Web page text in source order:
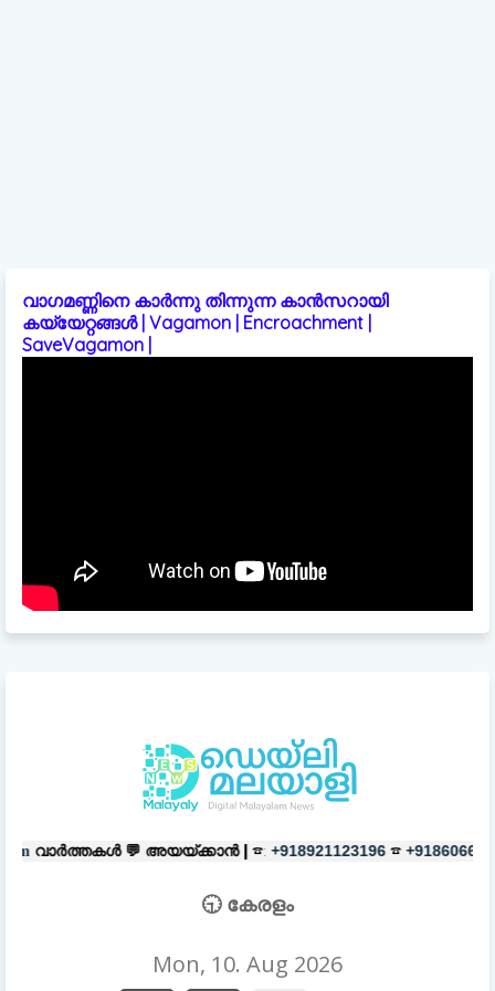
വാഗമണ്ണിനെ കാർന്നു തിന്നുന്ന കാൻസറായി
കയ്യേറ്റങ്ങൾ | Vagamon | Encroachment |
SaveVagamon |
അയയ്ക്കാൻ | ☎: +918921123196 ☎ +918606657037
🕤 കേരളം